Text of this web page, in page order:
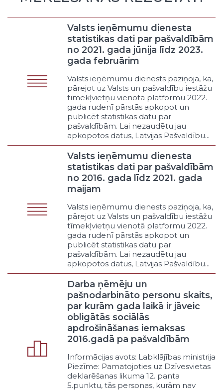
Klasifikators - Funkcijas veids
Politikas organizēšana un saturs
Mērķu un vīzijas, atbilstošo
rezultatīvo rādītāju formulēšana
Procesa organizēšana
Deputātu darba organizēšana
Iesaistīšana
Konsultēšanās
Lobēšana
Cits politikas funkcijas veids
Pakalpojums
Budžeta finansēts individuālais
pakalpojums bez līdzdalības
pienākuma
Budžeta finansēts individuālais
pakalpojums ar līdzdalības
pienākumu
Klienta līdzfinansēts individuālais
pakalpojums
Noteiktai mērķauditorijai pieejams
publiskais pakalpojums („service of
general interest”)
Katram pieejams publiskais
pakalpojums
Cita veida pakalpojums
Pašvaldības vārdā
Latvijas Republikas vārdā
ES vārdā
Administrēšana
Novērošana
Saskaņošana vai atļaujas došana
Atbilstības apstiprināšana
Valsts ieņēmumu dienesta
statistikas dati par pašvaldībām
no 2021. gada jūnija līdz 2023.
gada februārim
Valsts ieņēmumu dienests paziņoja, ka,
pārejot uz Valsts un pašvaldību iestāžu
tīmekļvietņu vienotā platformu 2022.
gada rudenī pārstās apkopot un
publicēt statistikas datu par
pašvaldībām. Lai nezaudētu jau
apkopotos datus, Latvijas Pašvaldību...
Valsts ieņēmumu dienesta
statistikas dati par pašvaldībām
no 2016. gada līdz 2021. gada
maijam
Valsts ieņēmumu dienests paziņoja, ka,
pārejot uz Valsts un pašvaldību iestāžu
tīmekļvietņu vienotā platformu 2022.
gada rudenī pārstās apkopot un
publicēt statistikas datu par
pašvaldībām. Lai nezaudētu jau
apkopotos datus, Latvijas Pašvaldību...
Darba ņēmēju un
pašnodarbināto personu skaits,
par kurām gada laikā ir jāveic
obligātās sociālās
apdrošināšanas iemaksas
2016.gadā pa pašvaldībām
Informācijas avots: Labklājības ministrija
Piezīme: Pamatojoties uz Dzīvesvietas
deklarēšanas likuma 12. panta
5.punktu, tās personas, kurām nav